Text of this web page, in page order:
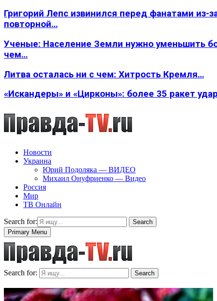
Григорий Лепс извинился перед фанатами из-
повторной…
Ученые: Население Земли нужно уменьшить
чем…
Литва осталась ни с чем: Хитрость Кремля…
«Искандеры» и «Цирконы»: более 35 ракет
Новости
Украина
Юрий Подоляка — ВИДЕО
Михаил Онуфриенко — Видео
Россия
Мир
ТВ Онлайн
Search for:
Search
Primary Menu
Search for: Search